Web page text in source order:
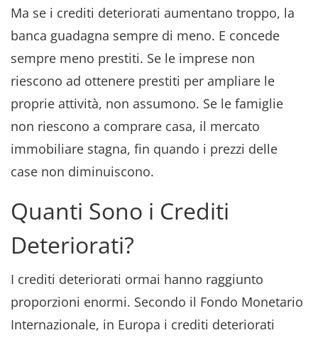
Ma se i crediti deteriorati aumentano troppo, la
banca guadagna sempre di meno. E concede
sempre meno prestiti. Se le imprese non
riescono ad ottenere prestiti per ampliare le
proprie attività, non assumono. Se le famiglie
non riescono a comprare casa, il mercato
immobiliare stagna, fin quando i prezzi delle
case non diminuiscono.
Quanti Sono i Crediti
Deteriorati?
I crediti deteriorati ormai hanno raggiunto
proporzioni enormi. Secondo il Fondo Monetario
Internazionale, in Europa i crediti deteriorati